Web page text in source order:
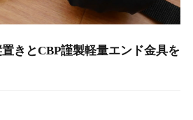
きとCBP謹製軽量エンド金具を